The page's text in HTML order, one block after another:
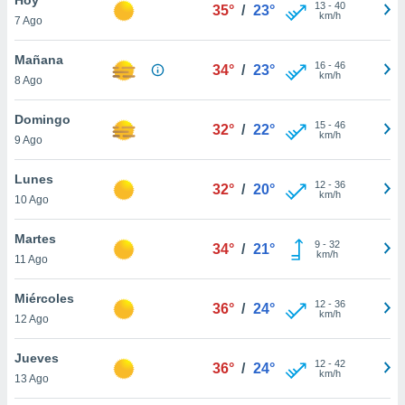
y
en
más
de
7 Ago
35° / 23° 13- 40
km/h
Mañana
8 Ago
34° / 23° 16- 46
km/h
Domingo
9 Ago
32° / 22° 15- 46
km/h
Lunes
10 Ago
32° / 20° 12- 36
km/h
Martes
11 Ago
34° / 21° 9- 32
km/h
Miércoles
12 Ago
36° / 24° 12- 36
km/h
Jueves
13 Ago
36° / 24° 12- 42
km/h